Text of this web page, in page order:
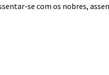
se com os nobres,